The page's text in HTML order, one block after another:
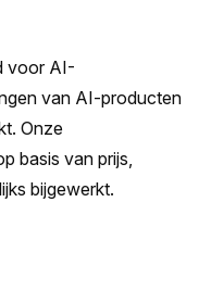
voor AI-
van AI-producten
Onze
basis van prijs,
bijgewerkt.